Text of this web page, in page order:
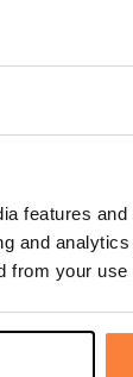
features
and
from your